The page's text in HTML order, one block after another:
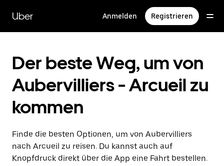
zum
Hauptinhalt
Uber Anmelden Registrieren
Der beste Weg, um von
Aubervilliers - Arcueil zu
kommen
Finde die besten Optionen, um von Aubervilliers
nach Arcueil zu reisen. Du kannst auch auf
Knopfdruck direkt über die App eine Fahrt bestellen.